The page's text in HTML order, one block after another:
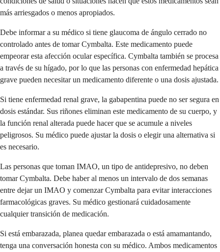
más arriesgados o menos apropiados.
Debe informar a su médico si tiene glaucoma de ángulo cerrado no
controlado antes de tomar Cymbalta. Este medicamento puede
empeorar esta afección ocular específica. Cymbalta también se procesa
a través de su hígado, por lo que las personas con enfermedad hepática
grave pueden necesitar un medicamento diferente o una dosis ajustada.
Si tiene enfermedad renal grave, la gabapentina puede no ser segura en
dosis estándar. Sus riñones eliminan este medicamento de su cuerpo, y
la función renal alterada puede hacer que se acumule a niveles
peligrosos. Su médico puede ajustar la dosis o elegir una alternativa si
es necesario.
Las personas que toman IMAO, un tipo de antidepresivo, no deben
tomar Cymbalta. Debe haber al menos un intervalo de dos semanas
entre dejar un IMAO y comenzar Cymbalta para evitar interacciones
farmacológicas graves. Su médico gestionará cuidadosamente
cualquier transición de medicación.
Si está embarazada, planea quedar embarazada o está amamantando,
tenga una conversación honesta con su médico. Ambos medicamentos